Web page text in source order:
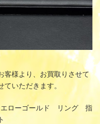
客様より、お買取りさせて
いただきます。
ローゴールド リング 指